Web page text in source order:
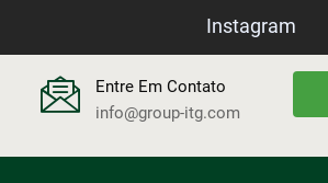
Instagram
Entre Em Contato
info@group-itg.com